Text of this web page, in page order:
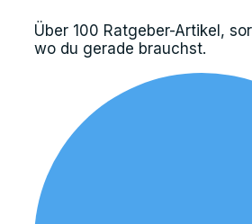
Über 100 Ratgeber-Artikel,
wo du gerade brauchst.